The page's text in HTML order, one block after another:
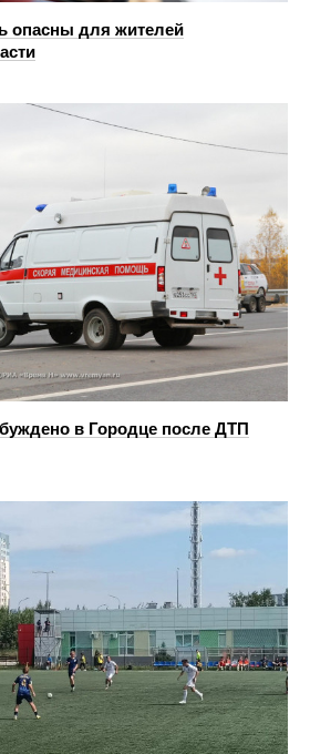
опасны для жителей
в Городце после ДТП